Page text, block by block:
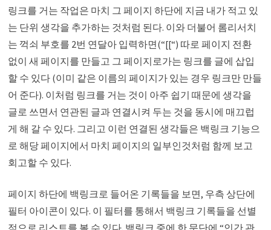
링크를 거는 작업은 마치 그 페이지 하단에 지금 내가 적고 있
는 단위 생각을 추가하는 것처럼 된다. 이와 더불어 롬리서치
는 꺽쇠 부호를 2번 연달아 입력하면(“[[“) 따로 페이지 전환
없이 새 페이지를 만들고 그 페이지로가는 링크를 글에 삽입
할 수 있다 (이미 같은 이름의 페이지가 있는 경우 링크만 만들
어 준다). 이처럼 링크를 거는 것이 아주 쉽기 때문에 생각을
글로 쓰면서 연관된 글과 연결시켜 두는 것을 동시에 매끄럽
게 해 갈 수 있다. 그리고 이런 연결된 생각들은 백링크 기능으
로 해당 페이지에서 마치 페이지의 일부인것처럼 함께 보고
회고할 수 있다.
페이지 하단에 백링크로 들어온 기록들을 보면, 우측 상단에
필터 아이콘이 있다. 이 필터를 통해서 백링크 기록들을 선별
적으로 리스트를 볼 수 있다. 백링크 중에 한 문단에 “인간 관